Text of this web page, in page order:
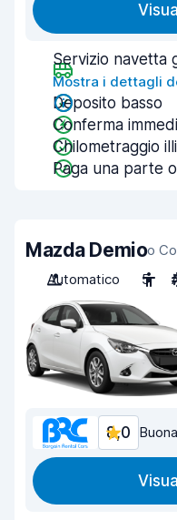
Servizio navetta
Mostra i dettagli
Deposito basso
Conferma
Chilometraggio
Paga una parte
Mazda Demioo
Automatico
5
8,0 Buona